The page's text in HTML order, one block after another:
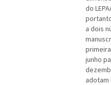
do
a dois
junho
adotam